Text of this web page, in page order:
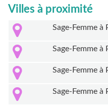
Villes à proximité
Sage-Femme à
Sage-Femme à
Sage-Femme à
Sage-Femme à